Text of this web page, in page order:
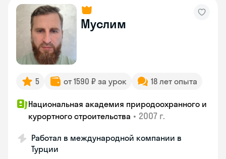
Муслим
5 от 1590 ₽ за урок 18 лет опыта
Национальная академия природоохранного и
курортного строительства • 2007 г.
Работал в международной компании в
Турции